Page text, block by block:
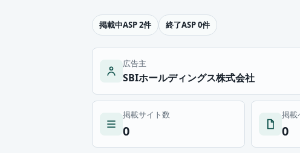
掲載中ASP 2件 終了ASP 0件
広告主
SBIホールディングス株式会社
掲載サイト数
0
掲載
0